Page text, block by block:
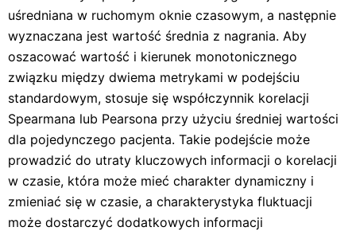
uśredniana w ruchomym oknie czasowym, a następnie
wyznaczana jest wartość średnia z nagrania. Aby
oszacować wartość i kierunek monotonicznego
związku między dwiema metrykami w podejściu
standardowym, stosuje się współczynnik korelacji
Spearmana lub Pearsona przy użyciu średniej wartości
dla pojedynczego pacjenta. Takie podejście może
prowadzić do utraty kluczowych informacji o korelacji
w czasie, która może mieć charakter dynamiczny i
zmieniać się w czasie, a charakterystyka fluktuacji
może dostarczyć dodatkowych informacji